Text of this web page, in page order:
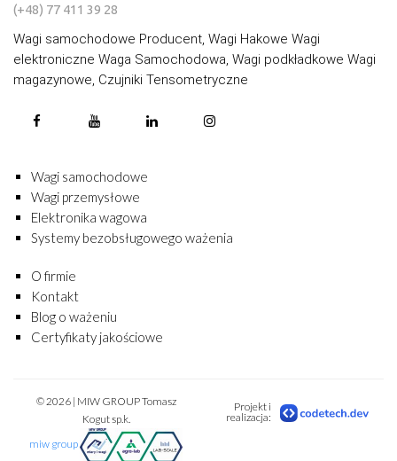
(+48) 77 411 39 28
Wagi samochodowe Producent, Wagi Hakowe Wagi
elektroniczne Waga Samochodowa, Wagi podkładkowe Wagi
magazynowe, Czujniki Tensometryczne
Wagi samochodowe
Wagi przemysłowe
Elektronika wagowa
Systemy bezobsługowego ważenia
O firmie
Kontakt
Blog o ważeniu
Certyfikaty jakościowe
© 2026 | MIW GROUP Tomasz
Kogut sp.k.
miw group
Projekt i
realizacja: